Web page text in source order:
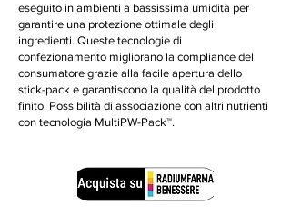
eseguito in ambienti a bassissima umidità per
garantire una protezione ottimale degli
ingredienti. Queste tecnologie di
confezionamento migliorano la compliance del
consumatore grazie alla facile apertura dello
stick-pack e garantiscono la qualità del prodotto
finito. Possibilità di associazione con altri nutrienti
con tecnologia MultiPW-Pack™.